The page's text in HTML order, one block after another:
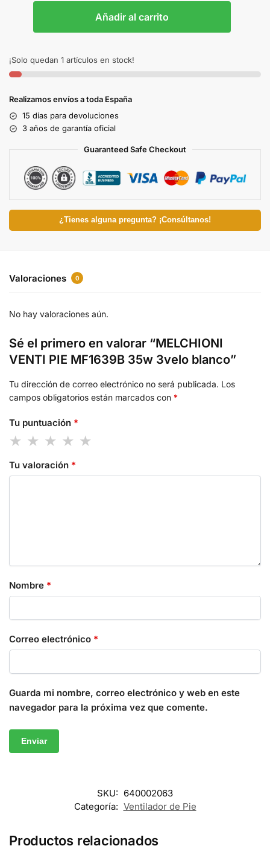
Añadir al carrito
¡Solo quedan 1 artículos en stock!
Realizamos envíos a toda España
15 días para devoluciones
3 años de garantía oficial
Guaranteed Safe Checkout
¿Tienes alguna pregunta? ¡Consúltanos!
Valoraciones 0
No hay valoraciones aún.
Sé el primero en valorar “MELCHIONI
VENTI PIE MF1639B 35w 3velo blanco”
Tu dirección de correo electrónico no será publicada. Los
campos obligatorios están marcados con *
Tu puntuación *
Tu valoración *
Nombre *
Correo electrónico *
Guarda mi nombre, correo electrónico y web en este
navegador para la próxima vez que comente.
SKU: 640002063
Categoría: Ventilador de Pie
Productos relacionados